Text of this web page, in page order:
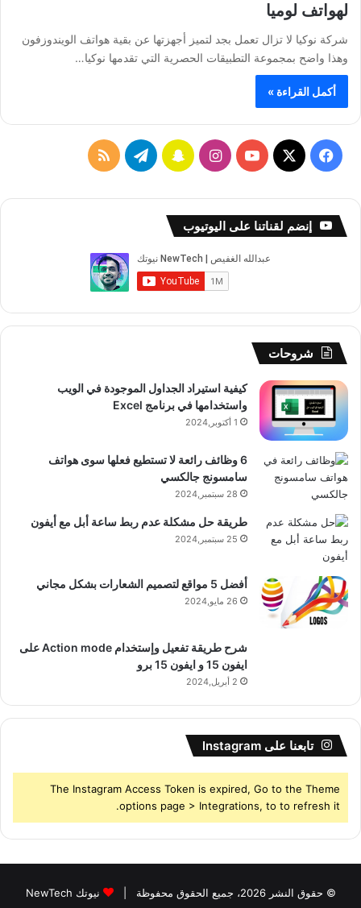
لهواتف لوميا
شركة نوكيا لا تزال تعمل بجد لتميز أجهزتها عن بقية هواتف الويندوزفون
وهذا واضح بمجموعة التطبيقات الحصرية التي تقدمها نوكيا…
أكمل القراءة »
س
ك
o
u
u
e
س
ت
ر
س
ا
ب
ت
ش
ت
ق
ر
ا
ص
ا
ل
إنضم لقناتنا على اليوتيوب
شروحات
كيفية استيراد الجداول الموجودة في الويب
واستخدامها في برنامج Excel
1 أكتوبر,2024
6 وظائف رائعة لا تستطيع فعلها سوى هواتف
سامسونج جالكسي
28 سبتمبر,2024
طريقة حل مشكلة عدم ربط ساعة أبل مع أيفون
25 سبتمبر,2024
أفضل 5 مواقع لتصميم الشعارات بشكل مجاني
26 مايو,2024
شرح طريقة تفعيل وإستخدام Action mode على
ايفون 15 و ايفون 15 برو
2 أبريل,2024
تابعنا على Instagram
The Instagram Access Token is expired, Go to the Theme
options page > Integrations, to to refresh it.
© حقوق النشر 2026، جميع الحقوق محفوظة | نيوتك NewTech